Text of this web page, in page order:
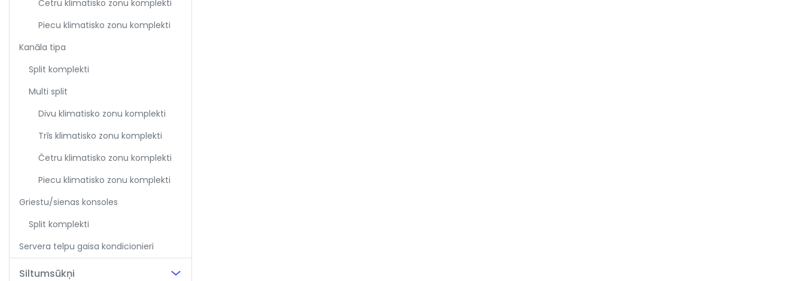
Četru klimatisko zonu komplekti
Piecu klimatisko zonu komplekti
Kanāla tipa
Split komplekti
Multi split
Divu klimatisko zonu komplekti
Trīs klimatisko zonu komplekti
Četru klimatisko zonu komplekti
Piecu klimatisko zonu komplekti
Griestu/sienas konsoles
Split komplekti
Servera telpu gaisa kondicionieri
Siltumsūkņi